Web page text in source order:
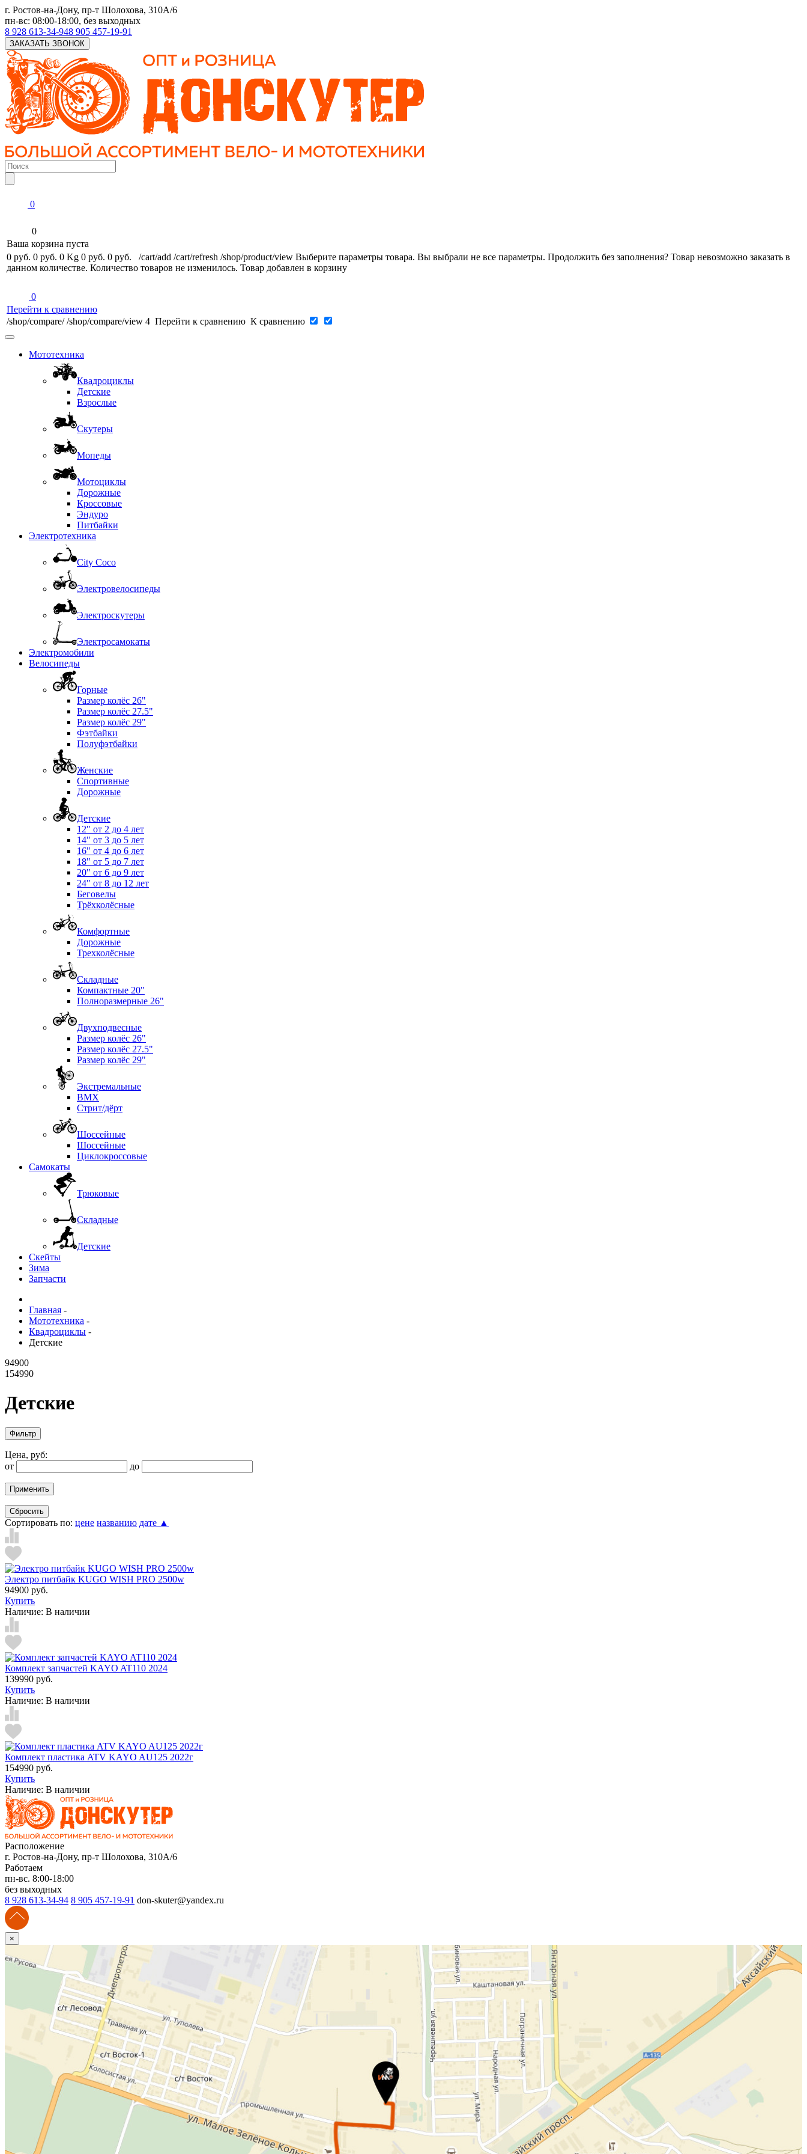
г. Ростов-на-Дону, пр-т Шолохова, 310А/6
пн-вс: 08:00-18:00, без выходных
8 928 613-34-948 905 457-19-91
ЗАКАЗАТЬ ЗВОНОК
0
0
Ваша корзина пуста
0 руб. 0 руб. 0 Kg 0 руб. 0 руб. /cart/add /cart/refresh /shop/product/view Выберите параметры товара. Вы выбрали не все параметры. Продолжить без заполнения? Товар невозможно заказать в
данном количестве. Количество товаров не изменилось. Товар добавлен в корзину
0
Перейти к сравнению
/shop/compare/ /shop/compare/view 4 Перейти к сравнению К сравнению
Мототехника
Квадроциклы
Детские
Взрослые
Скутеры
Мопеды
Мотоциклы
Дорожные
Кроссовые
Эндуро
Питбайки
Электротехника
City Coco
Электровелосипеды
Электроскутеры
Электросамокаты
Электромобили
Велосипеды
Горные
Размер колёс 26"
Размер колёс 27.5"
Размер колёс 29"
Фэтбайки
Полуфэтбайки
Женские
Спортивные
Дорожные
Детские
12" от 2 до 4 лет
14" от 3 до 5 лет
16" от 4 до 6 лет
18" от 5 до 7 лет
20" от 6 до 9 лет
24" от 8 до 12 лет
Беговелы
Трёхколёсные
Комфортные
Дорожные
Трехколёсные
Складные
Компактные 20"
Полноразмерные 26"
Двухподвесные
Размер колёс 26"
Размер колёс 27.5"
Размер колёс 29"
Экстремальные
BMX
Стрит/дёрт
Шоссейные
Шоссейные
Циклокроссовые
Самокаты
Трюковые
Складные
Детские
Скейты
Зима
Запчасти
Главная -
Мототехника -
Квадроциклы -
Детские
94900
154990
Детские
Фильтр
Цена, руб:
от
до
Применить
Сбросить
Сортировать по: цене названию дате ▲
Электро питбайк KUGO WISH PRO 2500w
94900 руб.
Купить
Наличие: В наличии
Комплект запчастей KAYO AT110 2024
139990 руб.
Купить
Наличие: В наличии
Комплект пластика ATV KAYO AU125 2022г
154990 руб.
Купить
Наличие: В наличии
Расположение
г. Ростов-на-Дону, пр-т Шолохова, 310А/6
Работаем
пн-вс. 8:00-18:00
без выходных
8 928 613-34-94 8 905 457-19-91 don-skuter@yandex.ru
×